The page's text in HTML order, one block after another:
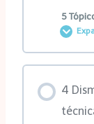
1ra clase
2da
5
0%
4